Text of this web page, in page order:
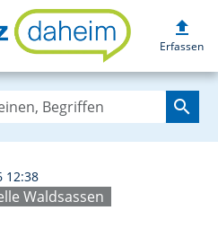
„125 Jahre
upload
Erfassen
search
Waldsassen
12:38